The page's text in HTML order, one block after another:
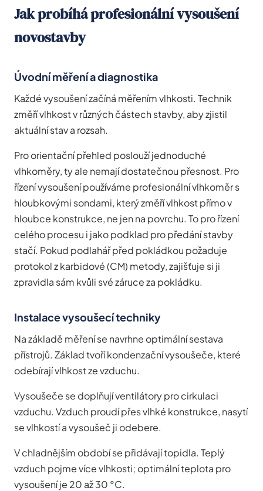
Jak probíhá profesionální vysoušení
novostavby
Úvodní měření a diagnostika
Každé vysoušení začíná měřením vlhkosti. Technik
změří vlhkost v různých částech stavby, aby zjistil
aktuální stav a rozsah.
Pro orientační přehled poslouží jednoduché
vlhkoměry, ty ale nemají dostatečnou přesnost. Pro
řízení vysoušení používáme profesionální vlhkoměr s
hloubkovými sondami, který změří vlhkost přímo v
hloubce konstrukce, ne jen na povrchu. To pro řízení
celého procesu i jako podklad pro předání stavby
stačí. Pokud podlahář před pokládkou požaduje
protokol z karbidové (CM) metody, zajišťuje si ji
zpravidla sám kvůli své záruce za pokládku.
Instalace vysoušecí techniky
Na základě měření se navrhne optimální sestava
přístrojů. Základ tvoří kondenzační vysoušeče, které
odebírají vlhkost ze vzduchu.
Vysoušeče se doplňují ventilátory pro cirkulaci
vzduchu. Vzduch proudí přes vlhké konstrukce, nasytí
se vlhkostí a vysoušeč ji odebere.
V chladnějším období se přidávají topidla. Teplý
vzduch pojme více vlhkosti; optimální teplota pro
vysoušení je 20 až 30 °C.